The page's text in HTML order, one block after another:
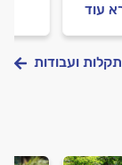
עוד
ועבודות